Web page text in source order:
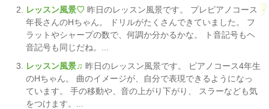
レッスン風景♡ 昨日のレッスン風景です。 プレピアノコース
年長さんのHちゃん。 ドリルがたくさんできていました。 フ
ラットやシャープの数で、何調か分かるかな。 ト音記号もヘ
音記号も同じだね。...
レッスン風景♫ 昨日のレッスン風景です。 ピアノコース4年生
のHちゃん。 曲のイメージが、自分で表現できるようになっ
ています。 手の移動や、音の上がり下がり、 スラーなども気
をつけます。...